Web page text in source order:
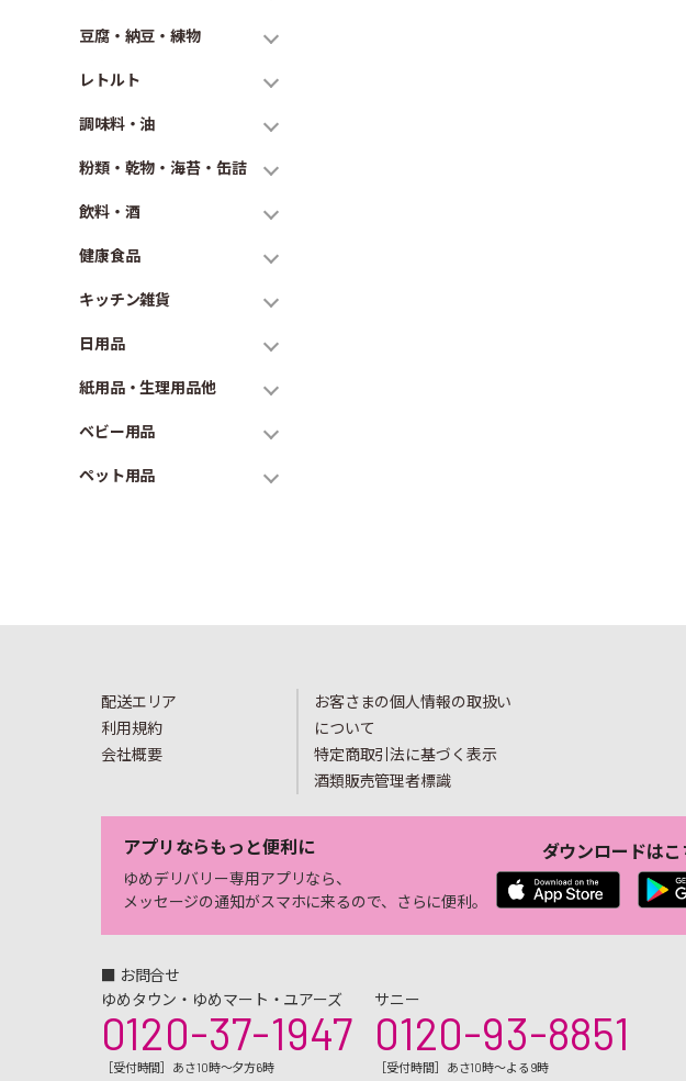
豆腐・納豆・練物
レトルト
調味料・油
粉類・乾物・海苔・缶詰
飲料・酒
健康食品
キッチン雑貨
日用品
紙用品・生理用品他
ベビー用品
ペット用品
配送エリア
利用規約
会社概要
お客さまの個人情報の取扱い
について
特定商取引法に基づく表示
酒類販売管理者標識
アプリならもっと便利に
ゆめデリバリー専用アプリなら、
メッセージの通知がスマホに来るので、さらに便利。
ダウンロードはこ
■ お問合せ
ゆめタウン・ゆめマート・ユアーズ
0120-37-1947
［受付時間］あさ10時～夕方6時
サニー
0120-93-8851
［受付時間］あさ10時～よる9時